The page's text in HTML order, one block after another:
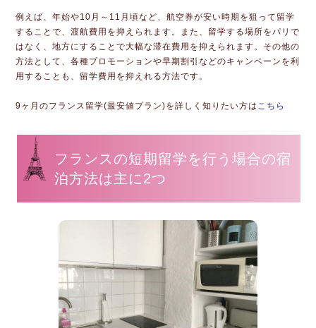
例えば、年始や10月～11月頃など、航空券が安い時期を狙って留学
することで、渡航費用を抑えられます。また、留学する場所をパリで
はなく、地方にすることで大幅な滞在費用を抑えられます。その他の
方法として、各種プロモーションや早期割引などのキャンペーンを利
用することも、留学費用を抑えれる方法です。
9ヶ月のフランス留学(最安値プラン)を詳しく知りたい方は こちら
フランスの短期留学を行う場合の宿
泊方法は主に2つ